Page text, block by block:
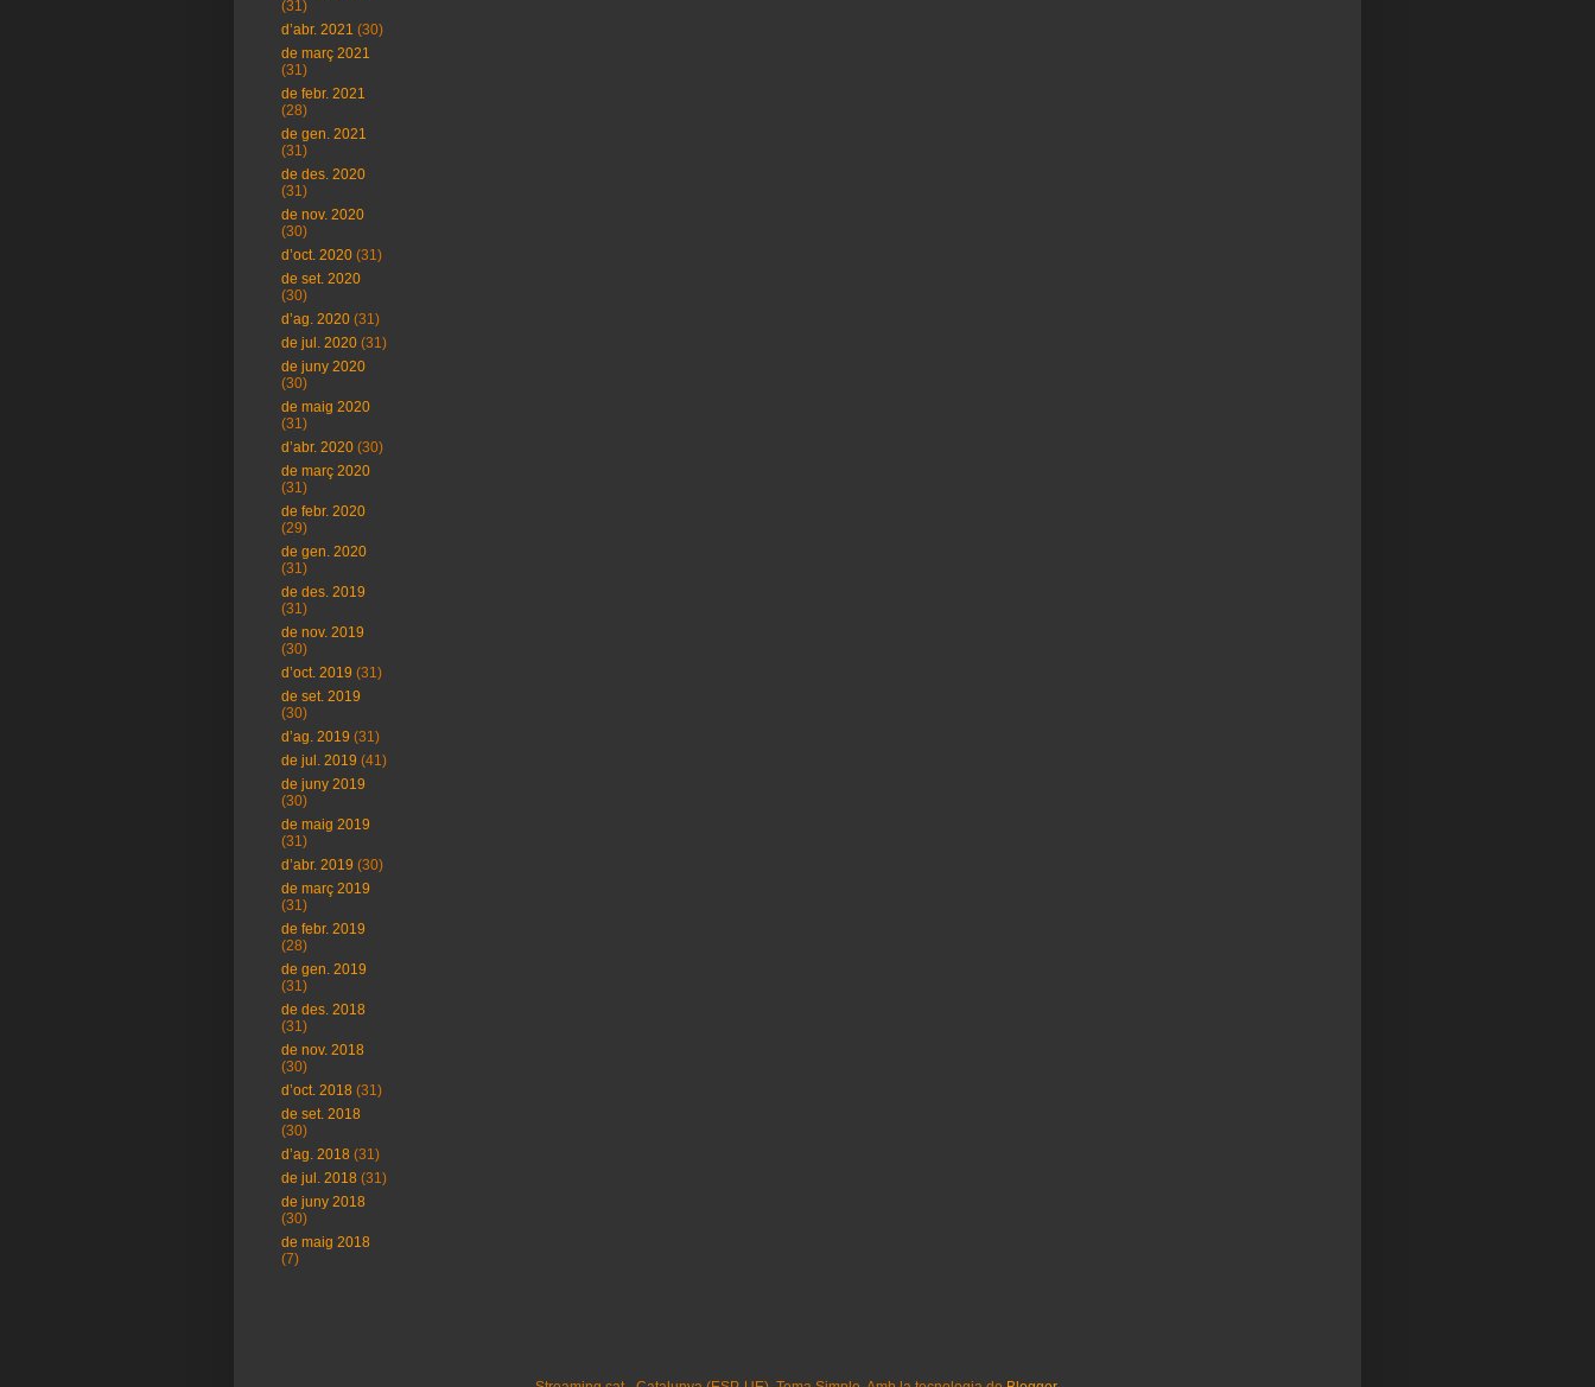
(31)
d’abr. 2021 (30)
de març 2021
(31)
de febr. 2021
(28)
de gen. 2021
(31)
de des. 2020
(31)
de nov. 2020
(30)
d’oct. 2020 (31)
de set. 2020
(30)
d’ag. 2020 (31)
de jul. 2020 (31)
de juny 2020
(30)
de maig 2020
(31)
d’abr. 2020 (30)
de març 2020
(31)
de febr. 2020
(29)
de gen. 2020
(31)
de des. 2019
(31)
de nov. 2019
(30)
d’oct. 2019 (31)
de set. 2019
(30)
d’ag. 2019 (31)
de jul. 2019 (41)
de juny 2019
(30)
de maig 2019
(31)
d’abr. 2019 (30)
de març 2019
(31)
de febr. 2019
(28)
de gen. 2019
(31)
de des. 2018
(31)
de nov. 2018
(30)
d’oct. 2018 (31)
de set. 2018
(30)
d’ag. 2018 (31)
de jul. 2018 (31)
de juny 2018
(30)
de maig 2018
(7)